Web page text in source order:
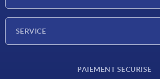
SERVICE
PAIEMENT SÉCURISÉ